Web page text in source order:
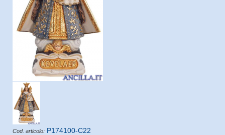
Cod. articolo: P174100-C22